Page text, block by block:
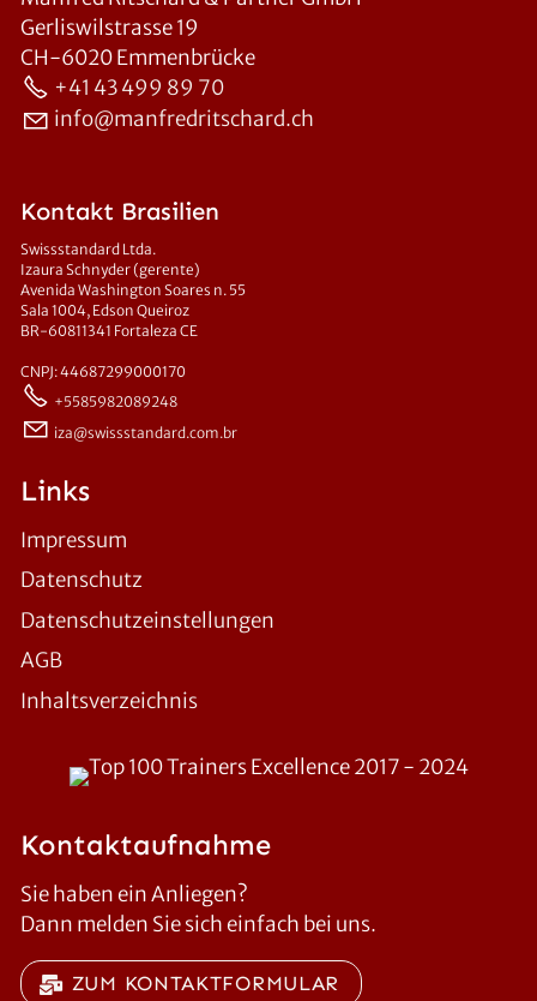
Gerliswilstrasse 19
CH-6020 Emmenbrücke
+41 43 499 89 70
info@manfredritschard.ch
Kontakt Brasilien
Swissstandard Ltda.
Izaura Schnyder (gerente)
Avenida Washington Soares n. 55
Sala 1004, Edson Queiroz
BR-60811341 Fortaleza CE
CNPJ: 44687299000170
+5585982089248
z
sw ssst nd rd c m br
Links
Impressum
Datenschutz
Datenschutzeinstellungen
AGB
Inhaltsverzeichnis
Kontaktaufnahme
Sie haben ein Anliegen?
Dann melden Sie sich einfach bei uns.
ZUM KONTAKTFORMULAR